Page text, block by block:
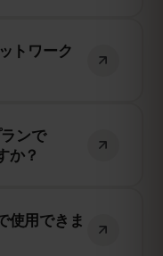
ェコ に到
ないよう
トワーク
ば、T-
まれま
ンで
か？
能な場合
なインター
使用できま